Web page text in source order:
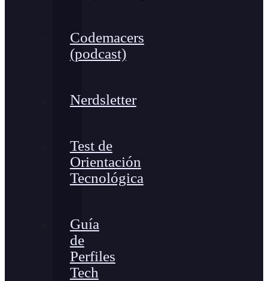
Codemacers
(podcast)
Nerdsletter
Test de
Orientación
Tecnológica
Guía
de
Perfiles
Tech